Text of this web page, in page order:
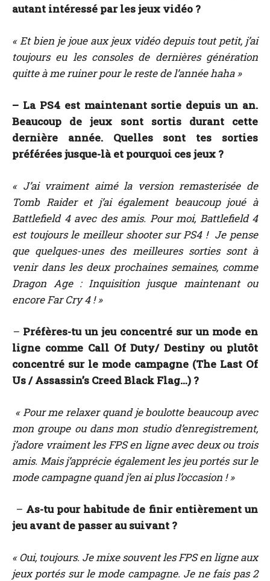
autant intéressé par les jeux vidéo ?
« Et bien je joue aux jeux vidéo depuis tout petit, j’ai
toujours eu les consoles de dernières génération
quitte à me ruiner pour le reste de l’année haha »
– La PS4 est maintenant sortie depuis un an.
Beaucoup de jeux sont sortis durant cette
dernière année. Quelles sont tes sorties
préférées jusque-là et pourquoi ces jeux ?
« J’ai vraiment aimé la version remasterisée de
Tomb Raider et j’ai également beaucoup joué à
Battlefield 4 avec des amis. Pour moi, Battlefield 4
est toujours le meilleur shooter sur PS4 ! Je pense
que quelques-unes des meilleures sorties sont à
venir dans les deux prochaines semaines, comme
Dragon Age : Inquisition jusque maintenant ou
encore Far Cry 4 ! »
– Préfères-tu un jeu concentré sur un mode en
ligne comme Call Of Duty/ Destiny ou plutôt
concentré sur le mode campagne (The Last Of
Us / Assassin’s Creed Black Flag…) ?
« Pour me relaxer quand je boulotte beaucoup avec
mon groupe ou dans mon studio d’enregistrement,
j’adore vraiment les FPS en ligne avec deux ou trois
amis. Mais j’apprécie également les jeu portés sur le
mode campagne quand j’en ai plus l’occasion ! »
– As-tu pour habitude de finir entièrement un
jeu avant de passer au suivant ?
« Oui, toujours. Je mixe souvent les FPS en ligne aux
jeux portés sur le mode campagne. Je ne fais pas 2